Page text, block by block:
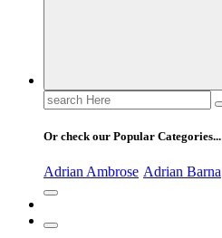
Search
for:
Or check our Popular Categories...
Adrian Ambrose Adrian Barna